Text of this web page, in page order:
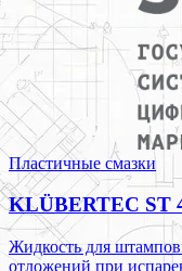
Пластичные смазки
KLÜBERTEC ST
Жидкость для
отложений при